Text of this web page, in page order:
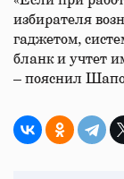
избирателя
гаджетом,
бланк и учтет
– пояснил